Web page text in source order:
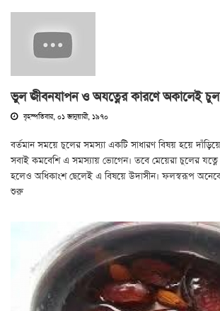
ভুল জীবনযাপন ও অযত্নের কারণে অকালেই
বৃহস্পতিবার, ০১ জানুয়ারী, ১৯৭০
বর্তমান সময়ে চুলের সমস্যা একটি সাধারণ বিষয় হয়ে
সবাই কমবেশি এ সমস্যায় ভোগেন। তবে মেয়েরা চুলের
হলেও অধিকাংশ ছেলেই এ বিষয়ে উদাসীন। ফলস্বরূপ
শুরু